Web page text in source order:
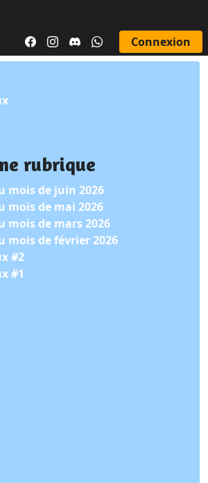
Connexion
rubrique
mois de juin 2026
mois de mai 2026
mois de mars 2026
mois de février 2026
#2
#1